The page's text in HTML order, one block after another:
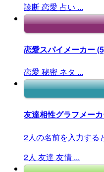
診断恋愛 占い ...
恋愛スパイメーカー
恋愛 秘密 ネタ ...
友達相性グラフメー
2人の名前を入力する
2人 友達 友情 ...